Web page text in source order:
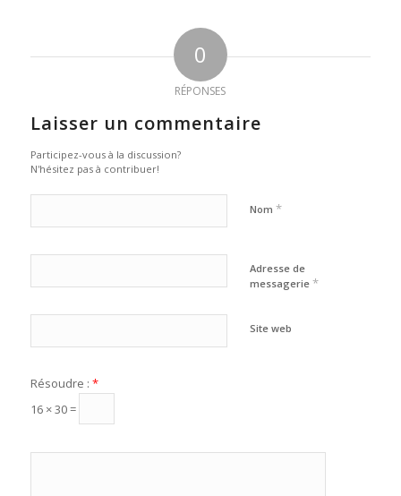
0
RÉPONSES
Laisser un commentaire
Participez-vous à la discussion?
N'hésitez pas à contribuer!
Nom *
Adresse de
messagerie *
Site web
Résoudre : *
16 × 30 =